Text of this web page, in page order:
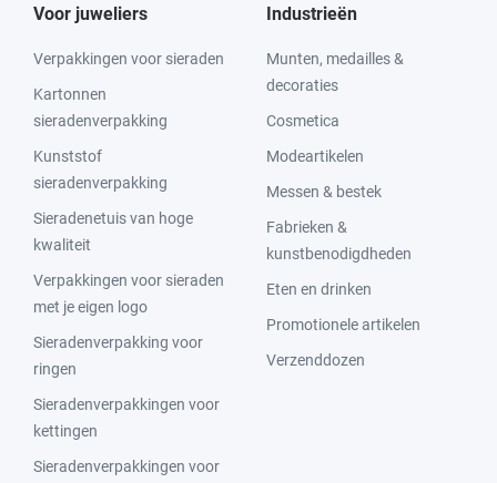
Voor juweliers
Verpakkingen voor sieraden
Kartonnen
sieradenverpakking
Kunststof
sieradenverpakking
Sieradenetuis van hoge
kwaliteit
Verpakkingen voor sieraden
met je eigen logo
Sieradenverpakking voor
ringen
Sieradenverpakkingen voor
kettingen
Sieradenverpakkingen voor
Industrieën
Munten, medailles &
decoraties
Cosmetica
Modeartikelen
Messen & bestek
Fabrieken &
kunstbenodigdheden
Eten en drinken
Promotionele artikelen
Verzenddozen